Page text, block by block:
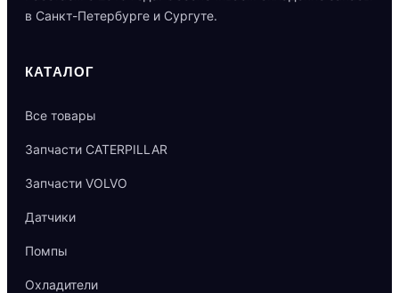
в Санкт-Петербурге и Сургуте.
КАТАЛОГ
Все товары
Запчасти CATERPILLAR
Запчасти VOLVO
Датчики
Помпы
Охладители